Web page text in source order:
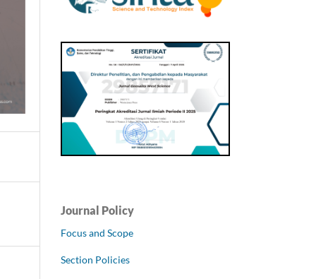
Journal Policy
Focus and Scope
Section Policies